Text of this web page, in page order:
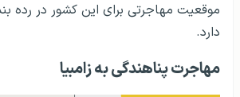
موقعیت مهاجرتی برای این کشور در رده
دارد.
مهاجرت پناهندگی به زامبیا